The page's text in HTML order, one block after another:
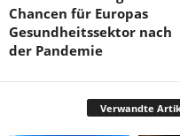
Chancen für Europas
Gesundheitssektor nach
der Pandemie
Verwandte